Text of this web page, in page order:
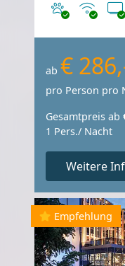
HaustiereInternet
TV
ab €
pro Person pro
Gesamtpreis ab
1 Pers./ Nacht
Weitere
Empfehlung